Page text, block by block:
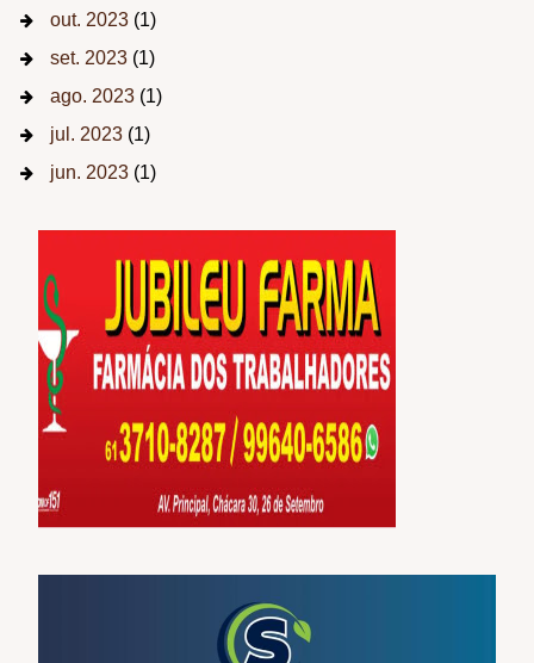
out. 2023 (1)
set. 2023 (1)
ago. 2023 (1)
jul. 2023 (1)
jun. 2023 (1)